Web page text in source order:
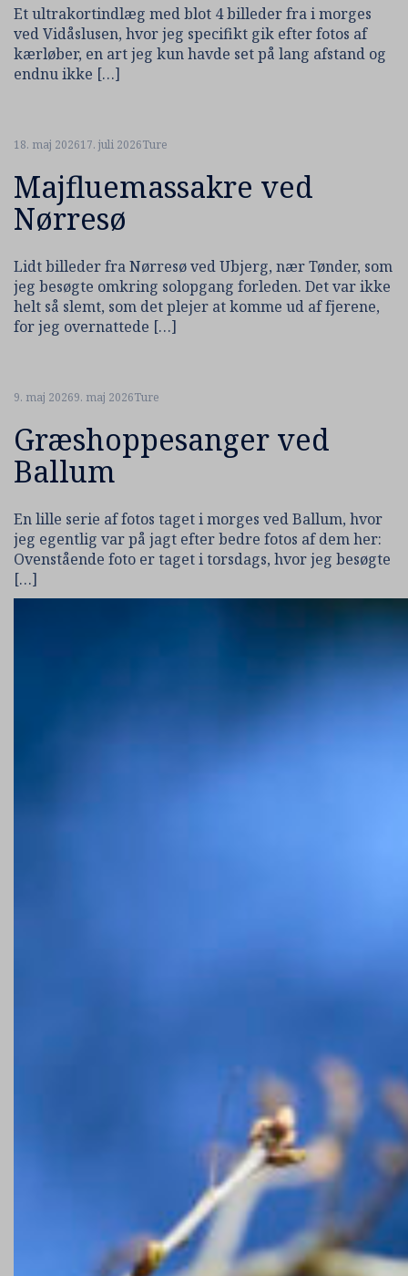
Et ultrakortindlæg med blot 4 billeder fra i morges
ved Vidåslusen, hvor jeg specifikt gik efter fotos af
kærløber, en art jeg kun havde set på lang afstand og
endnu ikke […]
18. maj 202617. juli 2026Ture
Majfluemassakre ved
Nørresø
Lidt billeder fra Nørresø ved Ubjerg, nær Tønder, som
jeg besøgte omkring solopgang forleden. Det var ikke
helt så slemt, som det plejer at komme ud af fjerene,
for jeg overnattede […]
9. maj 20269. maj 2026Ture
Græshoppesanger ved
Ballum
En lille serie af fotos taget i morges ved Ballum, hvor
jeg egentlig var på jagt efter bedre fotos af dem her:
Ovenstående foto er taget i torsdags, hvor jeg besøgte
[…]